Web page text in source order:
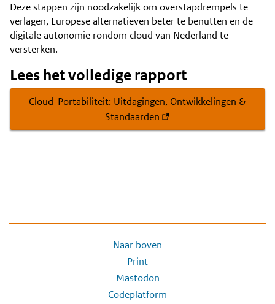
Deze stappen zijn noodzakelijk om overstapdrempels te
verlagen, Europese alternatieven beter te benutten en de
digitale autonomie rondom cloud van Nederland te
versterken.
Lees het volledige rapport
Cloud-Portabiliteit: Uitdagingen, Ontwikkelingen &
Standaarden
Naar boven
Print
Mastodon
Codeplatform